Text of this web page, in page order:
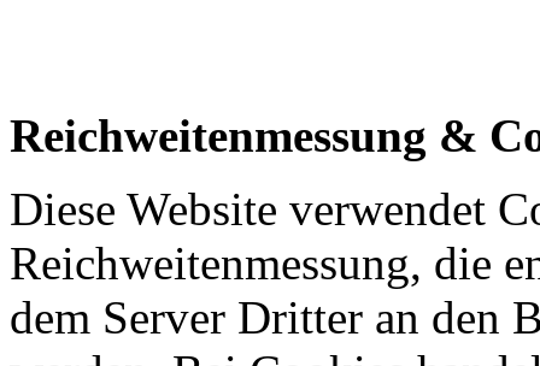
Reichweitenmessung &
Diese Website verwendet
Reichweitenmessung, die
dem Server Dritter an den